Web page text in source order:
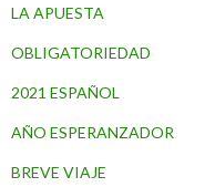
LA APUESTA
OBLIGATORIEDAD
2021 ESPAÑOL
AÑO ESPERANZADOR
BREVE VIAJE